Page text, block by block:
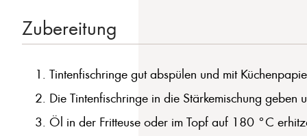
Zubereitung
Tintenfischringe gut abspülen und mit
Die Tintenfischringe in die Stärkemischung
Öl in der Fritteuse oder im Topf auf 180 °C